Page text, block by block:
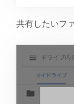
共有したいフ